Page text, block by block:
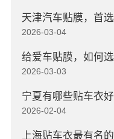
2026-03-04
给爱车贴膜，如何
2026-03-03
宁夏有哪些贴车衣好
2026-02-04
上海贴车衣最有名